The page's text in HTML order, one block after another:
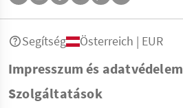
Impresszum és adatvédelem
Szolgáltatások
Segítség Österreich | EUR